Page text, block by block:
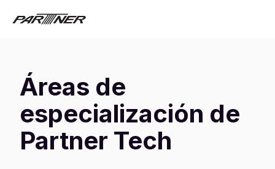
Áreas de
especialización de
Partner Tech